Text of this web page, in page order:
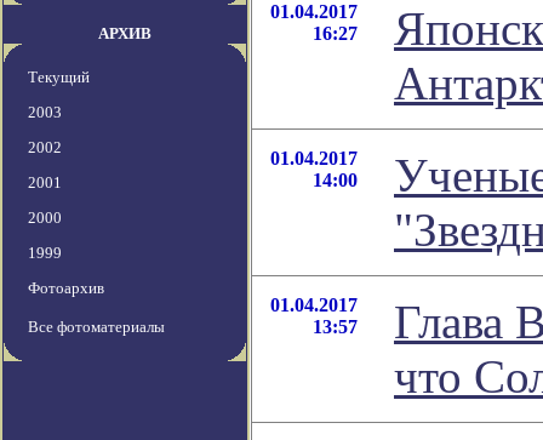
АРХИВ
Текущий
2003
2002
2001
2000
1999
Фотоархив
Все фотоматериалы
01.04.2017
16:27
01.04.2017
14:00
01.04.2017
13:57
Глава
что